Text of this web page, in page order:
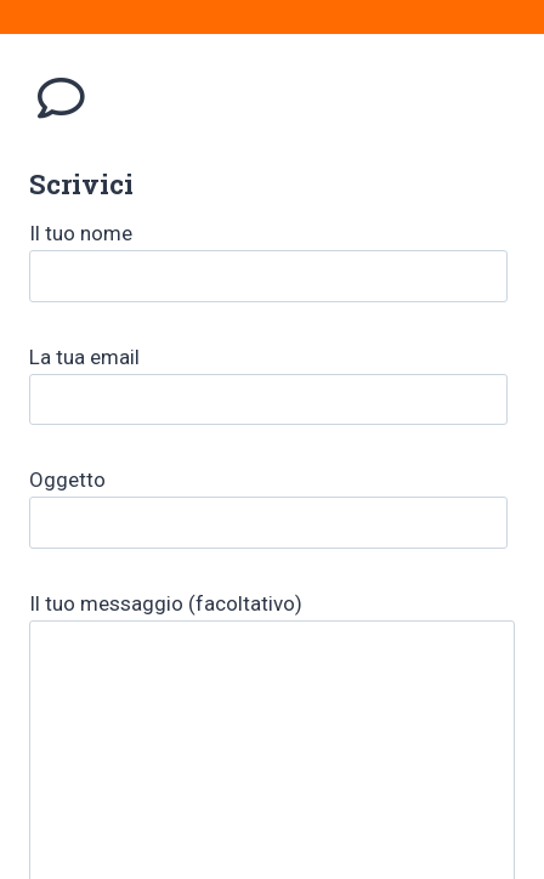
Scrivici
Il tuo nome
La tua email
Oggetto
Il tuo messaggio (facoltativo)